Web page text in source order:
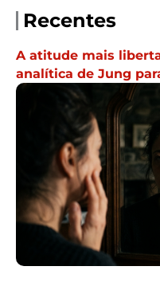
Recentes
A atitude mais
analítica de Jung